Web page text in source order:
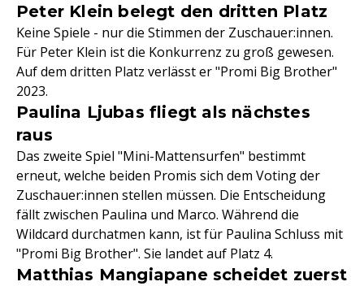
Peter Klein belegt den dritten Platz
Keine Spiele - nur die Stimmen der Zuschauer:innen.
Für Peter Klein ist die Konkurrenz zu groß gewesen.
Auf dem dritten Platz verlässt er "Promi Big Brother"
2023.
Paulina Ljubas fliegt als nächstes
raus
Das zweite Spiel "Mini-Mattensurfen" bestimmt
erneut, welche beiden Promis sich dem Voting der
Zuschauer:innen stellen müssen. Die Entscheidung
fällt zwischen Paulina und Marco. Während die
Wildcard durchatmen kann, ist für Paulina Schluss mit
"Promi Big Brother". Sie landet auf Platz 4.
Matthias Mangiapane scheidet zuerst